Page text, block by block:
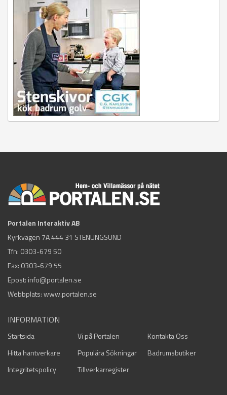
Portalen Interaktiv AB
Kyrkvägen 7A 444 31 STENUNGSUND
Tfn: 0303-679 50
Fax: 0303-679 55
Epost: info@portalen.se
Webbplats: www.portalen.se
INFORMATION
Startsida Vi på Portalen
Kontakta Oss
Hitta hantverkare
Populära Sökningar
Badrumsbutiker
Integritetspolicy
Tillverkarregister